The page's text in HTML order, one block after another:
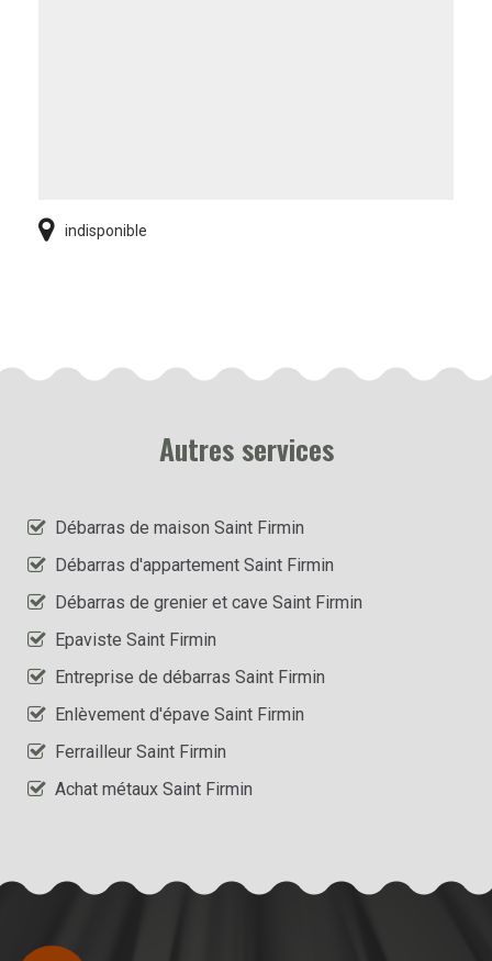
indisponible
Autres services
Débarras de maison Saint Firmin
Débarras d'appartement Saint Firmin
Débarras de grenier et cave Saint Firmin
Epaviste Saint Firmin
Entreprise de débarras Saint Firmin
Enlèvement d'épave Saint Firmin
Ferrailleur Saint Firmin
Achat métaux Saint Firmin